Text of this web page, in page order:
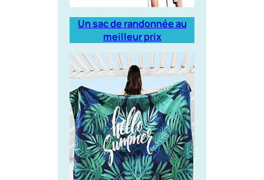
Un sac de randonnée au
meilleur prix